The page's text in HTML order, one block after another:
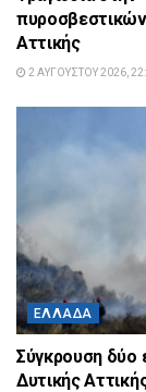
Αττικής
2 ΑΥΓΟΎΣΤΟΥ 2026,
ΕΛΛΆΔΑ
Σύγκρουση δύο
Δυτικής